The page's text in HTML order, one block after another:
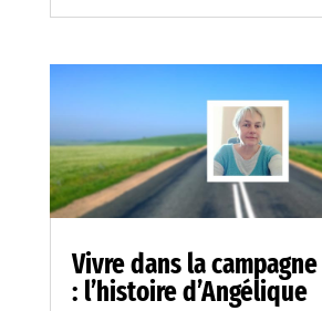
Vivre dans la
: l’histoire d’Angélique